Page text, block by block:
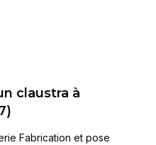
claustra à
Fabrication et pose